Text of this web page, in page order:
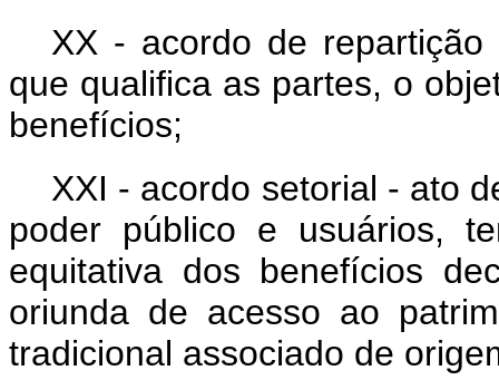
XX - acordo de
que qualifica as partes, o
benefícios;
XXI - acordo setorial - ato
poder público e usuários,
equitativa dos benefícios
oriunda de acesso ao
tradicional associado de